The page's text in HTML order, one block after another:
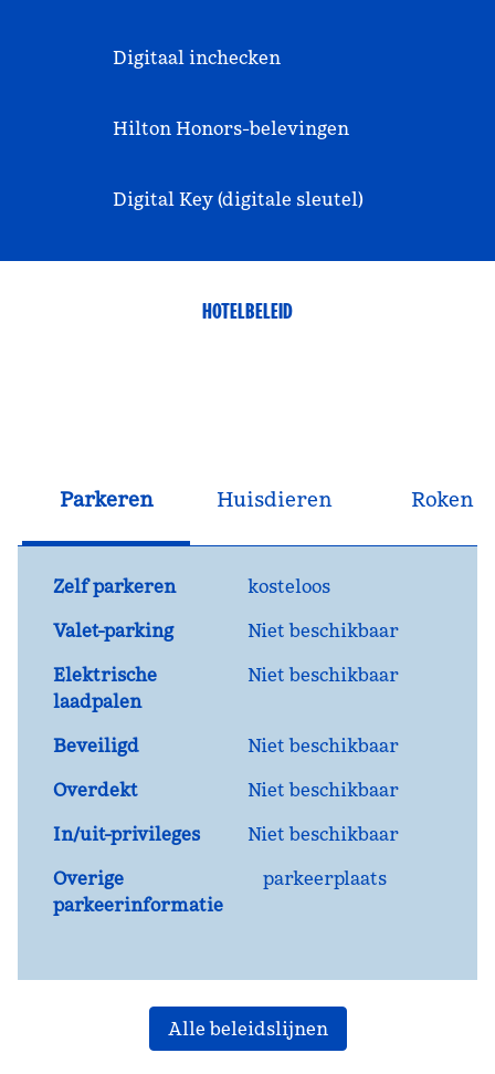
Digitaal inchecken
Hilton Honors-belevingen
Digital Key (digitale sleutel)
HOTELBELEID
Parkeren Huisdieren Roken
Zelf parkeren
kosteloos
Valet-parking
Niet beschikbaar
Elektrische
laadpalen
Niet beschikbaar
Beveiligd
Niet beschikbaar
Overdekt
Niet beschikbaar
In/uit-privileges
Niet beschikbaar
Overige
parkeerinformatie
parkeerplaats
Alle beleidslijnen